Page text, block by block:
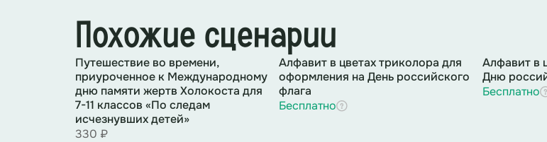
Похожие сценарии
Путешествие во времени,
приуроченное к Международному
дню памяти жертв Холокоста для
7-11 классов «По следам
исчезнувших детей»
330 ₽
Алфавит в цветах триколора для
оформления на День российского
флага
Бесплатно
Алфавит в
Дню
Бесплатно